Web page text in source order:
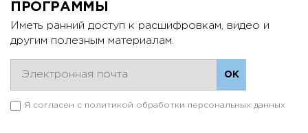
ПРОГРАММЫ
Иметь ранний доступ к расшифровкам, видео и
другим полезным материалам.
Я согласен с политикой обработки персональных данных